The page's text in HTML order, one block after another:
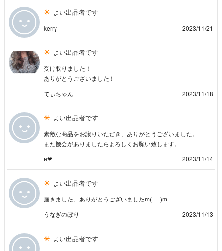
よい出品者です
kerry 2023/11/21
よい出品者です
受け取りました！
ありがとうございました！
てぃちゃん
2023/11/18
よい出品者です
素敵な商品をお譲りいただき、ありがとうございました。
また機会がありましたらよろしくお願い致します。
e❤︎
2023/11/14
よい出品者です
届きました。ありがとうございましたm(_ _)m
うなぎのぼり
2023/11/13
よい出品者です